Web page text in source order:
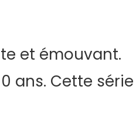
et émouvant.
ans. Cette série